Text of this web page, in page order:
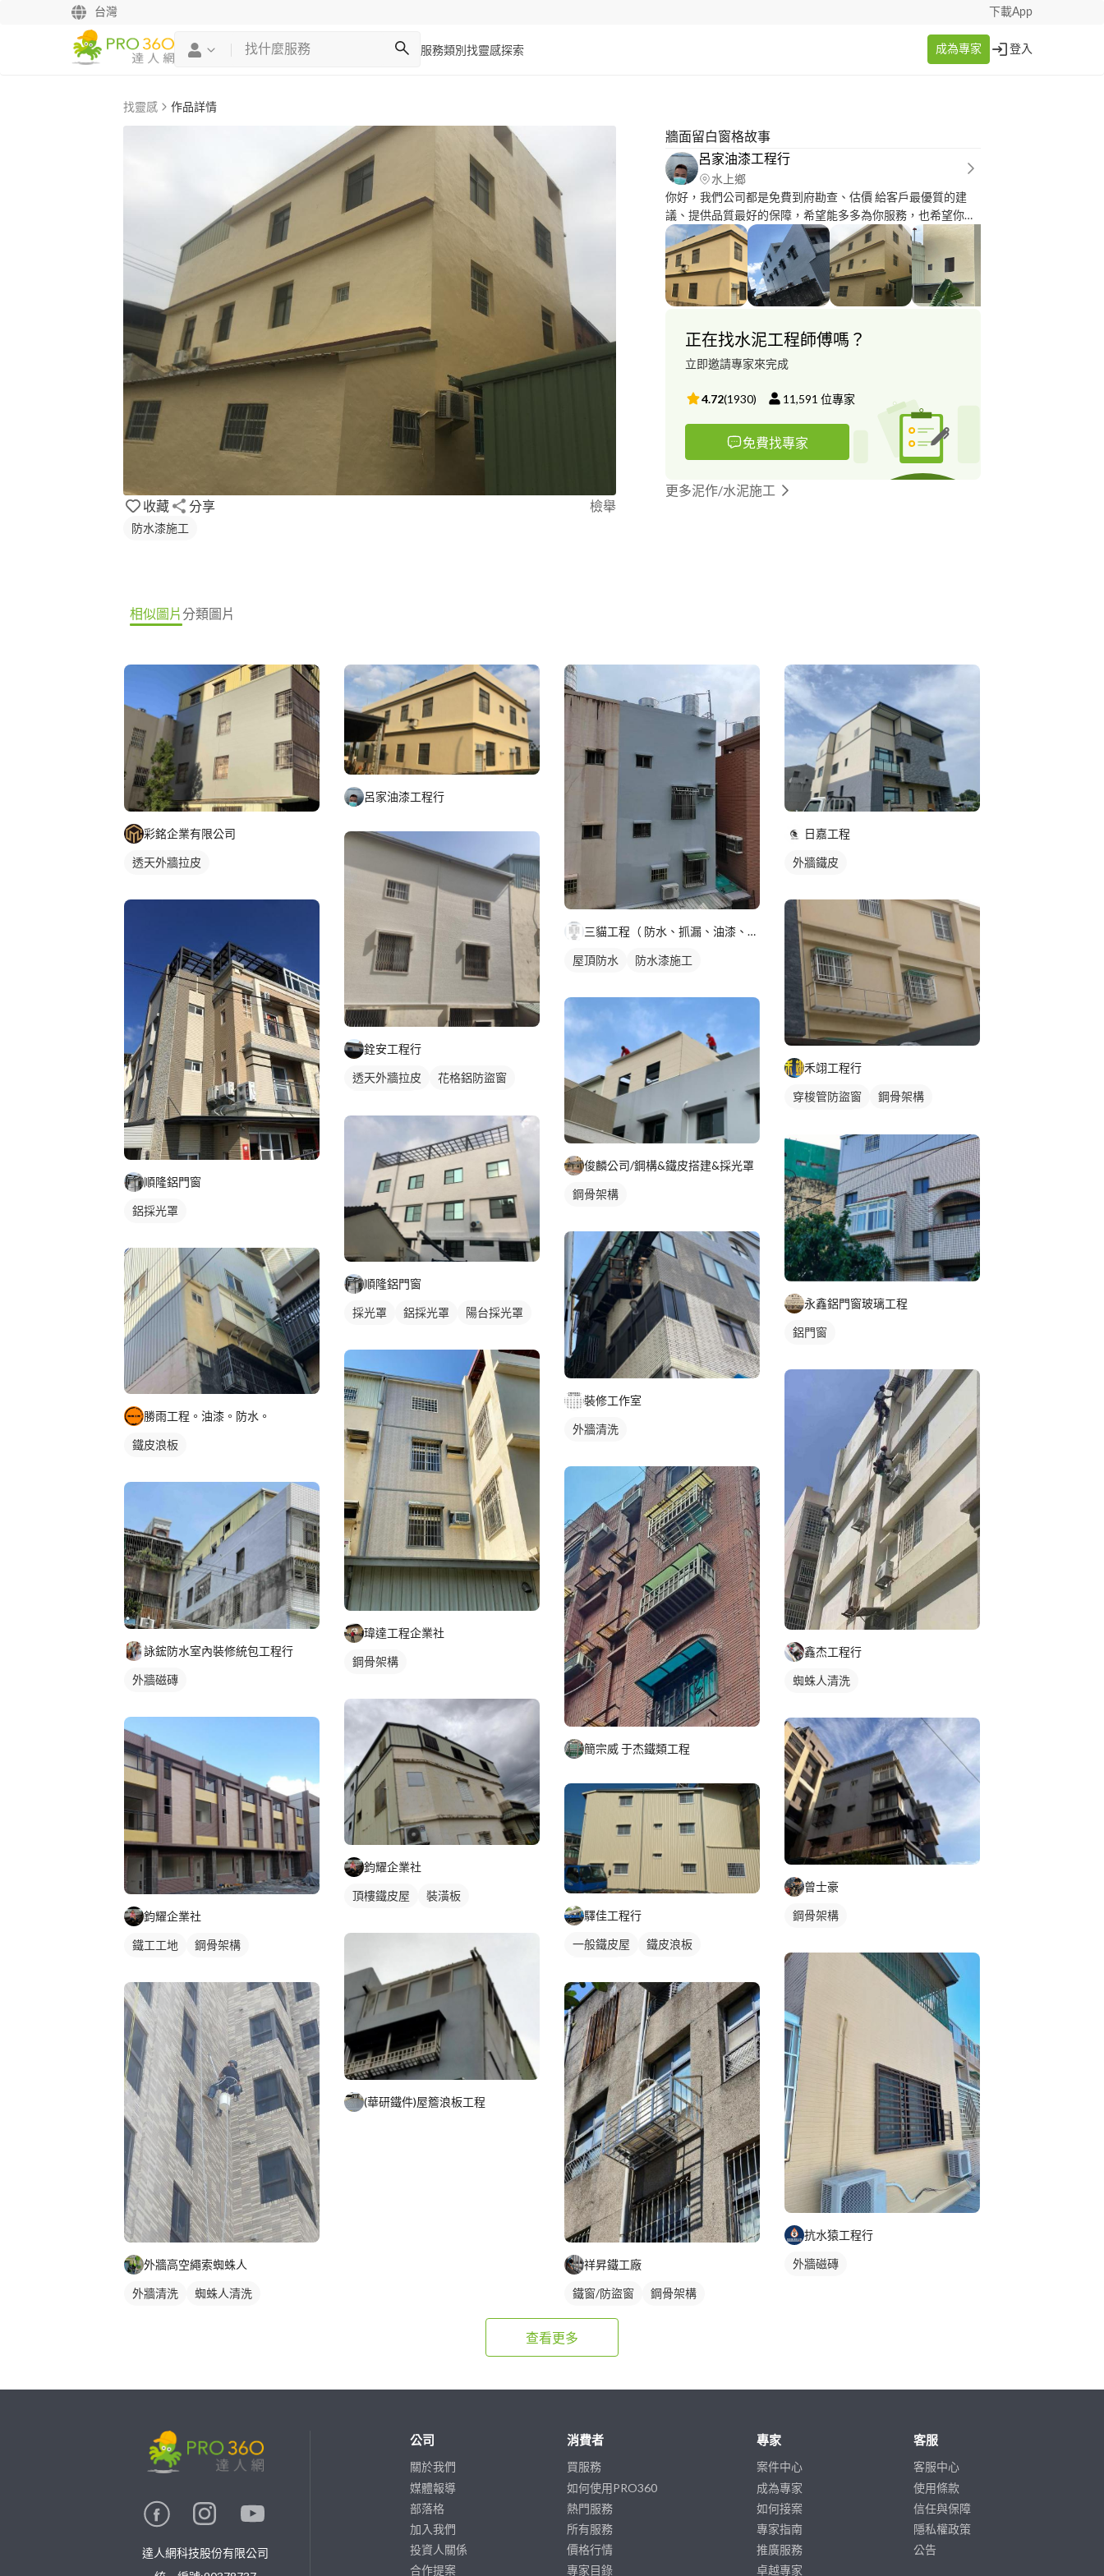
台灣 下載App
服務類別 找靈感探索 成為專家 登入
找靈感 作品詳情
收藏 分享 檢舉
防水漆施工
牆面留白窗格故事
呂家油漆工程行
水上鄉
你好，我們公司都是免費到府勘查、估價 給客戶最優質的建
議、提供品質最好的保障，希望能多多為你服務，也希望你們
對我們的肯定、支持
正在找水泥工程師傅嗎？
立即邀請專家來完成
4.72(1930) 11,591 位專家
免費找專家
更多泥作/水泥施工
相似圖片分類圖片
彩銘企業有限公司
透天外牆拉皮
順隆鋁門窗
鋁採光罩
勝雨工程。油漆。防水。
鐵皮浪板
詠鋐防水室內裝修統包工程行
外牆磁磚
鈞耀企業社
鐵工工地 鋼骨架構
外牆高空繩索蜘蛛人
外牆清洗 蜘蛛人清洗
呂家油漆工程行
銓安工程行
透天外牆拉皮
花格鋁防盜窗
順隆鋁門窗
採光罩 鋁採光罩 陽台採光罩
瑋達工程企業社
鋼骨架構
鈞耀企業社
頂樓鐵皮屋 裝潢板
(華研鐵件)屋簷浪板工程
三貓工程（ 防水、抓漏、油漆、隔熱 ）
屋頂防水 防水漆施工
俊麟公司/鋼構&鐵皮搭建&採光罩
鋼骨架構
裝修工作室
外牆清洗
簡宗威 于杰鐵類工程
驛佳工程行
一般鐵皮屋
鐵皮浪板
祥昇鐵工廠
鐵窗/防盜窗 鋼骨架構
日嘉工程
外牆鐵皮
禾翊工程行
穿梭管防盜窗
鋼骨架構
永鑫鋁門窗玻璃工程
鋁門窗
鑫杰工程行
蜘蛛人清洗
曾士豪
鋼骨架構
抗水猿工程行
外牆磁磚
查看更多
達人網科技股份有限公司
公司
關於我們
媒體報導
部落格
加入我們
投資人關係
合作提案
消費者
買服務
如何使用PRO360
熱門服務
所有服務
價格行情
專家目錄
專家
案件中心
成為專家
如何接案
專家指南
推廣服務
卓越專家
客服
客服中心
使用條款
信任與保障
隱私權政策
公告